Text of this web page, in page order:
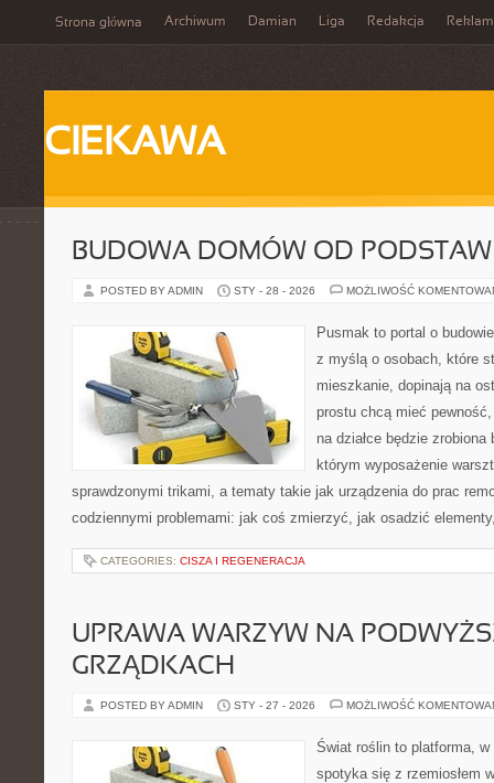
Strona główna Archiwum Damian Liga Redakcja
CIEKAWA
BUDOWA DOMÓW OD PODSTAW
POSTED BY ADMIN STY - 28 - 2026 MOŻLIWOŚĆ
Pusmak to portal o
z myślą o osobach, które
mieszkanie, dopinają na
prostu chcą mieć
na działce będzie
którym wyposażenie
sprawdzonymi trikami, a tematy takie jak urządzenia do prac
codziennymi problemami: jak coś zmierzyć, jak osadzić
CATEGORIES: CISZA I REGENERACJA
UPRAWA WARZYW NA
GRZĄDKACH
POSTED BY ADMIN STY - 27 - 2026 MOŻLIWOŚĆ
Świat roślin to platforma, w
spotyka się z rzemiosłem